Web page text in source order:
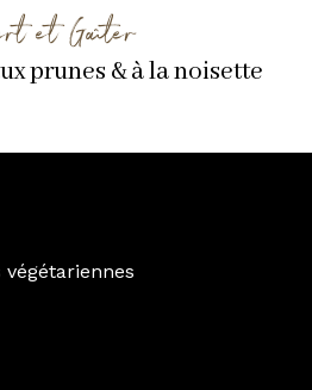
et Goûter
prunes & à la noisette